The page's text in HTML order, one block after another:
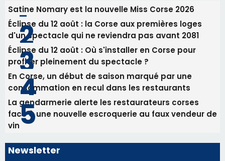
Satine Nomary est la nouvelle Miss Corse 2026
Éclipse du 12 août : la Corse aux premières loges
d'un spectacle qui ne reviendra pas avant 2081
Éclipse du 12 août : Où s'installer en Corse pour
profiter pleinement du spectacle ?
En Corse, un début de saison marqué par une
consommation en recul dans les restaurants
La gendarmerie alerte les restaurateurs corses
face à une nouvelle escroquerie au faux vendeur de
vin
Newsletter